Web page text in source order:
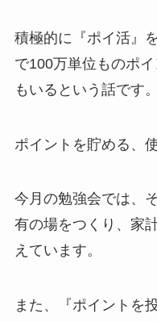
積極的に『ポイ活』
で100万単位ものポ
もいるという話です。
ポイントを貯める、
今月の勉強会では、
有の場をつくり、家
えています。
また、『ポイントを